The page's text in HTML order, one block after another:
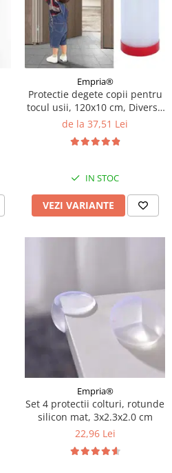
Empria®
Protectie degete copii pentru
tocul usii, 120x10 cm, Diverse
dimensiuni
de la 37,51 Lei
IN STOC
VEZI VARIANTE
Empria®
Set 4 protectii colturi, rotunde
silicon mat, 3x2.3x2.0 cm
22,96 Lei